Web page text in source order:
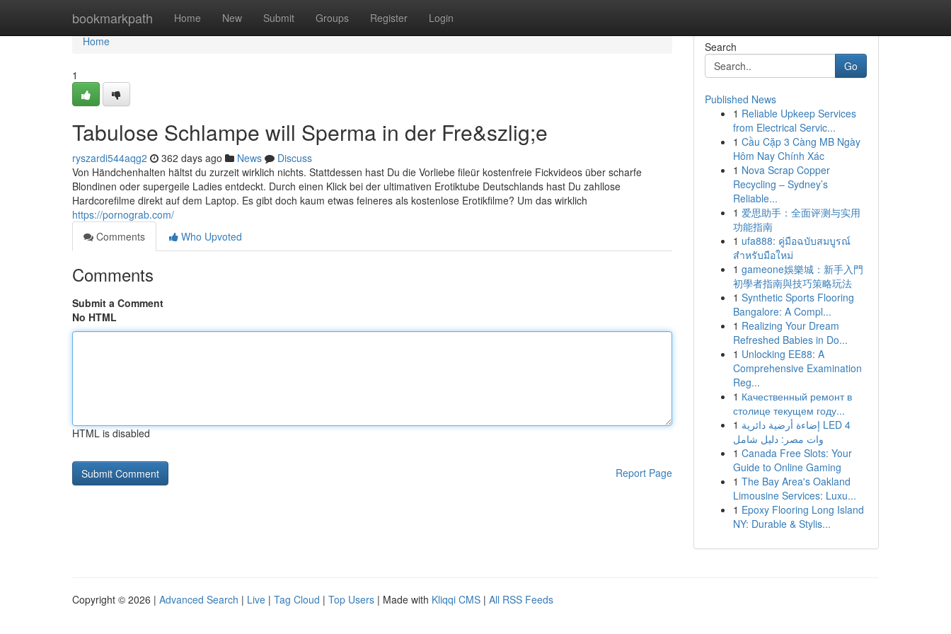
bookmarkpath Home New Submit Groups Register Login
Home
Home
1
Tabulose Schlampe will Sperma in der Fre&szlig;e
ryszardi544aqg2 362 days ago News
Discuss
Von Händchenhalten hältst du zurzeit wirklich nichts. Stattdessen hast Du die Vorliebe fileür kostenfreie Fickvideos über scharfe
Blondinen oder supergeile Ladies entdeckt. Durch einen Klick bei der ultimativen Erotiktube Deutschlands hast Du zahllose
Hardcorefilme direkt auf dem Laptop. Es gibt doch kaum etwas feineres als kostenlose Erotikfilme? Um das wirklich
https://pornograb.com/
Comments
Who Upvoted
Comments
Submit a Comment
No HTML
HTML is disabled
Report Page
Search
Go
Published News
1 Reliable Upkeep Services
from Electrical Servic...
1 Cầu Cặp 3 Càng MB Ngày
Hôm Nay Chính Xác
1 Nova Scrap Copper
Recycling – Sydney’s
Reliable...
1 爱思助手：全面评测与实用
功能指南
1 ufa888: คู่มือฉบับสมบูรณ์
สำหรับมือใหม่
1 gameone娛樂城：新手入門
初學者指南與技巧策略玩法
1 Synthetic Sports Flooring
Bangalore: A Compl...
1 Realizing Your Dream
Refreshed Babies in Do...
1 Unlocking EE88: A
Comprehensive Examination
Reg...
1 Качественный ремонт в
столице текущем году...
1 إضاءة أرضية دائرية LED 4
وات مصر: دليل شامل
1 Canada Free Slots: Your
Guide to Online Gaming
1 The Bay Area's Oakland
Limousine Services: Luxu...
1 Epoxy Flooring Long Island
NY: Durable & Stylis...
Copyright © 2026 | Advanced Search | Live | Tag Cloud | Top Users | Made with Kliqqi CMS | All RSS Feeds